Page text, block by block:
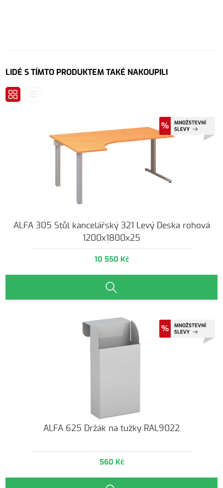
LIDÉ S TÍMTO PRODUKTEM TAKÉ NAKOUPILI
ALFA 305 Stůl kancelářský 321 Levý Deska rohová
1200x1800x25
10 550 Kč
ALFA 625 Držák na tužky RAL9022
560 Kč